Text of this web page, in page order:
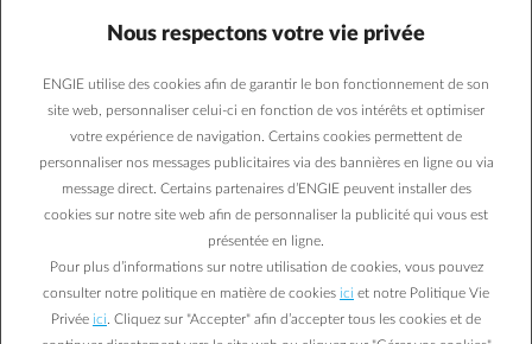
Les bus misent sur la
mobilité électrique
En ville, les jours des autobus roulant au diesel sont
comptés. Trop polluants. Pour les remplacer, les modèles
électriques occupent une place de choix, qu’ils soit « Full
Electric », hybride ou à hydrogène.
Isabelle V. 29/01/2020|2.5 min.
Nous respectons votre vie privée
ENGIE utilise des cookies afin de garantir le bon fonctionnement de son
site web, personnaliser celui-ci en fonction de vos intérêts et optimiser
votre expérience de navigation. Certains cookies permettent de
personnaliser nos messages publicitaires via des bannières en ligne ou via
message direct. Certains partenaires d’ENGIE peuvent installer des
cookies sur notre site web afin de personnaliser la publicité qui vous est
présentée en ligne.
Pour plus d’informations sur notre utilisation de cookies, vous pouvez
consulter notre politique en matière de cookies ici et notre Politique Vie
Privée ici . Cliquez sur "Accepter" afin d’accepter tous les cookies et de